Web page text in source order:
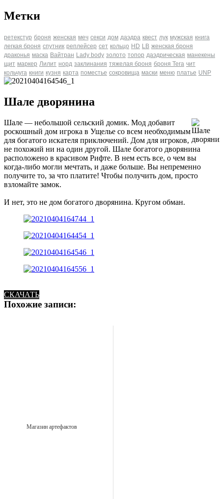
Метки
ретекстур броня женская меч секси дом даэдра квест лук мужская книга
легкая броня спутник реплейсер сет кольцо HD LB женская броня
драконья маска Вайтран Lady body золото топор даэдрическая манекены
щит маркер Лилит норд заклинания тяжелая броня броня Tera чит
кольчуга книги кузня карта поместье сокровища маски меню платье UNP
Шале дворянина
Шале — небольшой сельский домик. Мод добавит
роскошный дом игрока в Ущелье со всем необходимым
для богатого искателя приключений. Дом для игроков,
не похожий ни на один другой. Шале богатого дворянина
расположено в красивом Рифте. В нем есть все, о чем вы
когда-либо могли мечтать, и даже больше. Вы непременно
получите то, за что платите! Чтобы получить дом, просто
взломайте замок.
И нет, это не дом богатого дворянина. Кругом обман.
СКАЧАТЬ
Похожие записи:
Магазин артефактов